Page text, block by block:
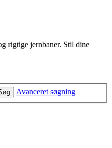
rigtige jernbaner. Stil dine
Avanceret søgning